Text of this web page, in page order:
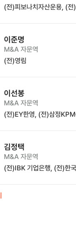
(전)피보나치자산운용, (
이준명
M&A 자문역
(전)영림
이선봉
M&A 자문역
(전)EY한영, (전)삼정
김정택
M&A 자문역
(전)IBK 기업은행, (전)한